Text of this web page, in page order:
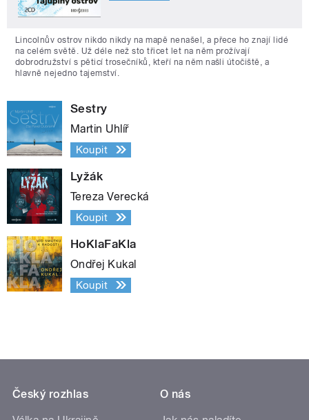
Lincolnův ostrov nikdo nikdy na mapě nenašel, a přece ho znají lidé
na celém světě. Už déle než sto třicet let na něm prožívají
dobrodružství s pěticí trosečníků, kteří na něm našli útočiště, a
hlavně nejedno tajemství.
Sestry
Martin Uhlíř
Koupit
Lyžák
Tereza Verecká
Koupit
HoKlaFaKla
Ondřej Kukal
Koupit
Český rozhlas
O nás